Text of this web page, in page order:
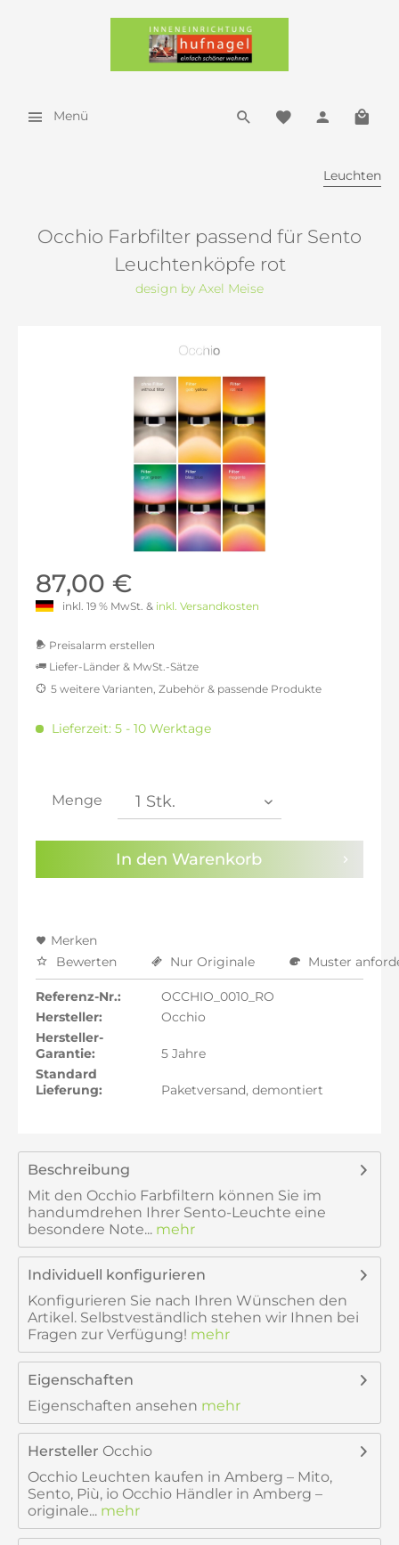
Menü
Leuchten
Occhio Farbfilter passend für Sento
Leuchtenköpfe rot
design by Axel Meise
87,00 €
inkl. 19 % MwSt. & inkl. Versandkosten
Preisalarm erstellen
Sie haben dieDatenschutzbestimmungenzur
Kenntnis genommen.
Liefer-Länder & MwSt.-Sätze
inkl. 16% MwSt.: 84,81 €
inkl. 21% MwSt.: 88,46 €
inkl. 22% MwSt.: 89,19 €
5 weitere Varianten, Zubehör & passende Produkte
Lieferzeit: 5 - 10 Werktage
Menge
In den Warenkorb
Merken
Bewerten
Nur Originale Muster
Referenz-Nr.:
OCCHIO_0010_RO
Hersteller:
Occhio
Hersteller-
Garantie:
5 Jahre
Standard
Lieferung:
Paketversand, demontiert
Beschreibung
Mit den Occhio Farbfiltern können Sie im
handumdrehen Ihrer Sento-Leuchte eine
besondere Note... mehr
Individuell konfigurieren
Konfigurieren Sie nach Ihren Wünschen den
Artikel. Selbstveständlich stehen wir Ihnen bei
Fragen zur Verfügung! mehr
Eigenschaften
Eigenschaften ansehen mehr
Hersteller Occhio
Occhio Leuchten kaufen in Amberg – Mito,
Sento, Più, io Occhio Händler in Amberg –
originale... mehr